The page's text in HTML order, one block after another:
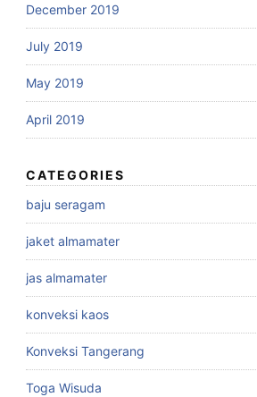
December 2019
July 2019
May 2019
April 2019
CATEGORIES
baju seragam
jaket almamater
jas almamater
konveksi kaos
Konveksi Tangerang
Toga Wisuda